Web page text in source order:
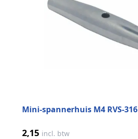
Mini-spannerhuis M4 RVS-316
2,15 incl. btw